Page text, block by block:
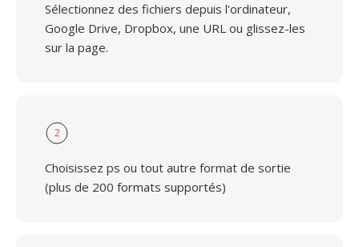
Sélectionnez des fichiers depuis l'ordinateur,
Google Drive, Dropbox, une URL ou glissez-les
sur la page.
2
Choisissez ps ou tout autre format de sortie
(plus de 200 formats supportés)